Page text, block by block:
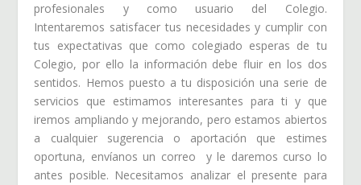
profesionales y como usuario del Colegio.
Intentaremos satisfacer tus necesidades y cumplir con
tus expectativas que como colegiado esperas de tu
Colegio, por ello la información debe fluir en los dos
sentidos. Hemos puesto a tu disposición una serie de
servicios que estimamos interesantes para ti y que
iremos ampliando y mejorando, pero estamos abiertos
a cualquier sugerencia o aportación que estimes
oportuna, envíanos un correo y le daremos curso lo
antes posible. Necesitamos analizar el presente para